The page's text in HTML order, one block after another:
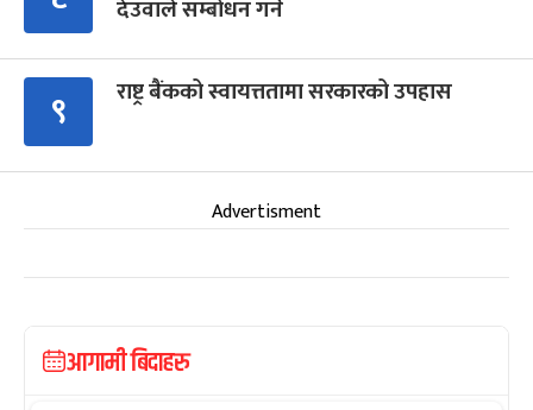
देउवाले सम्बोधन गर्ने
९ राष्ट्र बैंकको स्वायत्ततामा सरकारको उपहास
Advertisment
आगामी बिदाहरु